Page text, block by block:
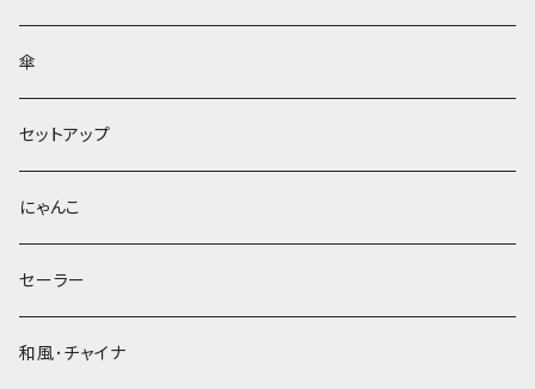
傘
セットアップ
にゃんこ
セーラー
和風･チャイナ